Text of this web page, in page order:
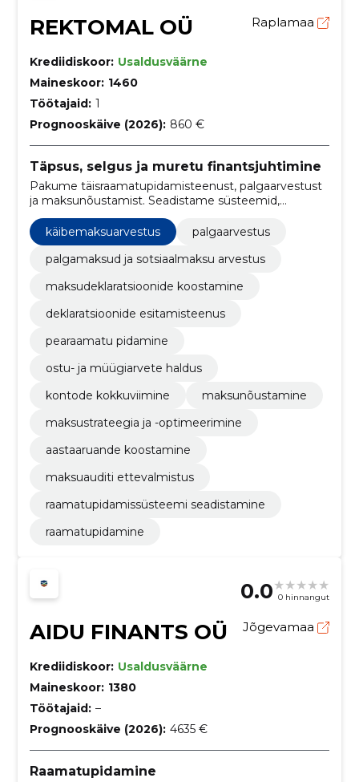
REKTOMAL OÜ Raplamaa
Krediidiskoor: Usaldusväärne
Maineskoor: 1460
Töötajaid: 1
Prognooskäive (2026): 860 €
Täpsus, selgus ja muretu finantsjuhtimine
Pakume täisraamatupidamisteenust, palgaarvestust
ja maksunõustamist. Seadistame süsteemid,
optimeerime protsesse ning tagame õigeaegse
aruandluse, et säästa teie aega ja vähendada riske.
käibemaksuarvestus
palgaarvestus
palgamaksud ja sotsiaalmaksu arvestus
maksudeklaratsioonide koostamine
deklaratsioonide esitamisteenus
pearaamatu pidamine
ostu- ja müügiarvete haldus
kontode kokkuviimine
maksunõustamine
maksustrateegia ja -optimeerimine
aastaaruande koostamine
maksuauditi ettevalmistus
raamatupidamissüsteemi seadistamine
raamatupidamine
0.0 0 hinnangut
AIDU FINANTS OÜ Jõgevamaa
Krediidiskoor: Usaldusväärne
Maineskoor: 1380
Töötajaid: –
Prognooskäive (2026): 4635 €
Raamatupidamine